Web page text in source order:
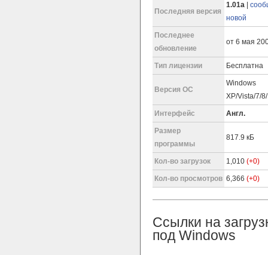
Последняя версия
1.01a
новой
Последнее
обновление
от 6 мая
Тип лицензии Бесплатна
Версия ОС
Windows
XP/Vista/7/
Интерфейс Англ.
Размер
программы
817.9 кБ
Кол-во загрузок 1,010 (+0)
Кол-во просмотров 6,366 (+0)
Ссылки на
под Windows